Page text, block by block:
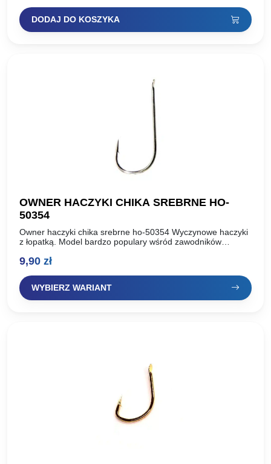
DODAJ DO KOSZYKA
OWNER HACZYKI CHIKA SREBRNE HO-
50354
Owner haczyki chika srebrne ho-50354 Wyczynowe haczyki
z łopatką. Model bardzo populary wśród zawodników
do zbrojenia ochotki. Opakowanie:…
9,90 zł
WYBIERZ WARIANT